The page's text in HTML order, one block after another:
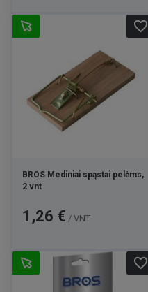
BROS Mediniai spąstai pelėms,
2 vnt
Kaina
1,26 € / VNT
favorite_border
favorite_border